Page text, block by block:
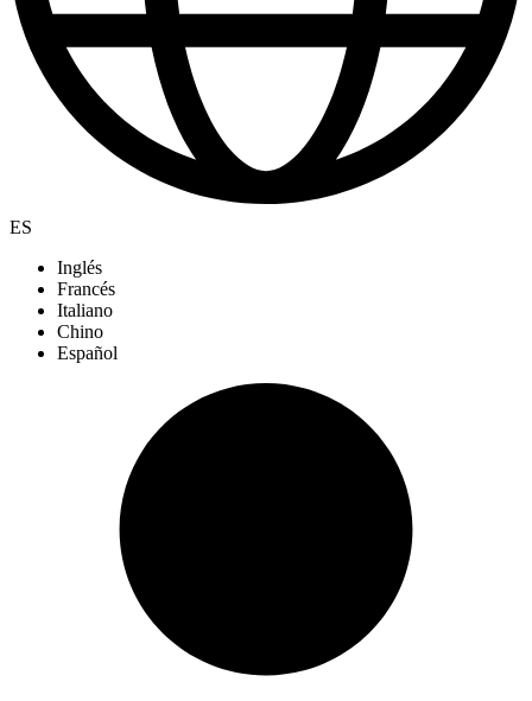
ES
Inglés
Francés
Italiano
Chino
Español